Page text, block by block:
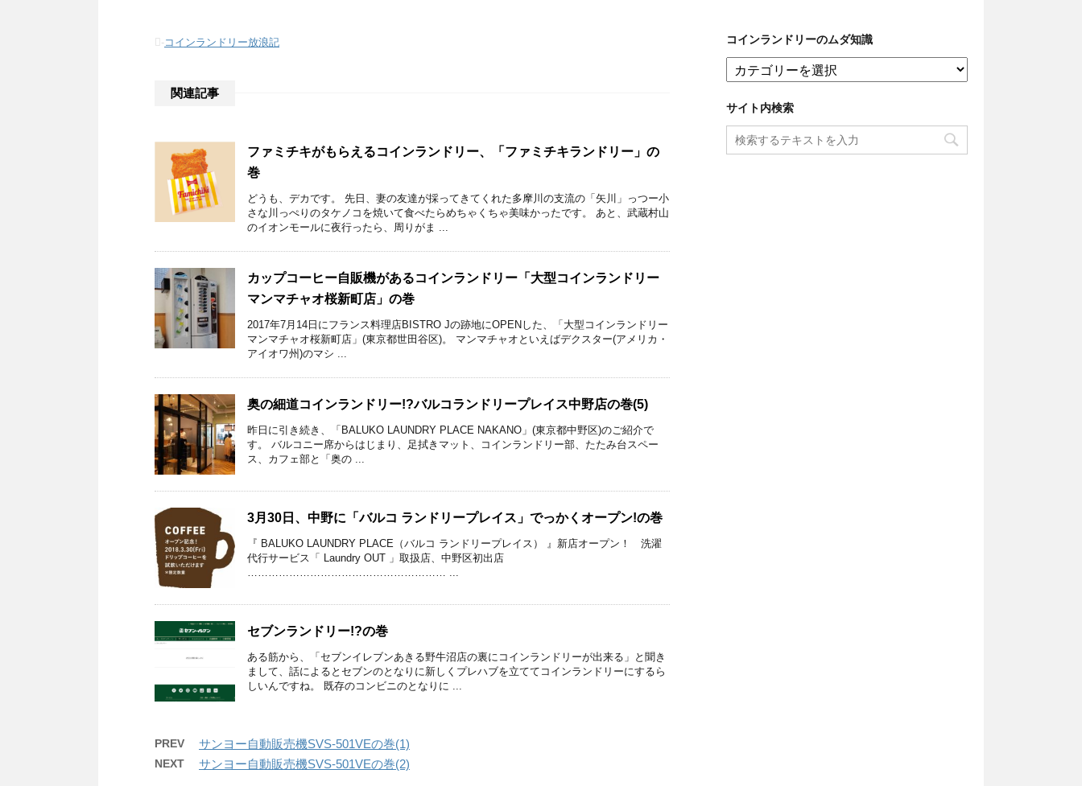
-コインランドリー放浪記
関連記事
ファミチキがもらえるコインランドリー、「ファミチキランドリー」の
巻
どうも、デカです。 先日、妻の友達が採ってきてくれた多摩川の支流の「矢川」っつー小
さな川っぺりのタケノコを焼いて食べたらめちゃくちゃ美味かったです。 あと、武蔵村山
のイオンモールに夜行ったら、周りがま ...
カップコーヒー自販機があるコインランドリー「大型コインランドリー
マンマチャオ桜新町店」の巻
2017年7月14日にフランス料理店BISTRO Jの跡地にOPENした、「大型コインランドリー
マンマチャオ桜新町店」(東京都世田谷区)。 マンマチャオといえばデクスター(アメリカ・
アイオワ州)のマシ ...
奥の細道コインランドリー!?バルコランドリープレイス中野店の巻(5)
昨日に引き続き、「BALUKO LAUNDRY PLACE NAKANO」(東京都中野区)のご紹介で
す。 バルコニー席からはじまり、足拭きマット、コインランドリー部、たたみ台スペー
ス、カフェ部と「奥の ...
3月30日、中野に「バルコ ランドリープレイス」でっかくオープン!の巻
『 BALUKO LAUNDRY PLACE（バルコ ランドリープレイス） 』新店オープン！ 洗濯
代行サービス「 Laundry OUT 」取扱店、中野区初出店
………………………………………………… ...
セブンランドリー!?の巻
ある筋から、「セブンイレブンあきる野牛沼店の裏にコインランドリーが出来る」と聞き
まして、話によるとセブンのとなりに新しくプレハブを立ててコインランドリーにするら
しいんですね。 既存のコンビニのとなりに ...
PREV サンヨー自動販売機SVS-501VEの巻(1)
NEXT サンヨー自動販売機SVS-501VEの巻(2)
コインランドリーのムダ知識
イ
ラ
ン
ド
サイト内検索